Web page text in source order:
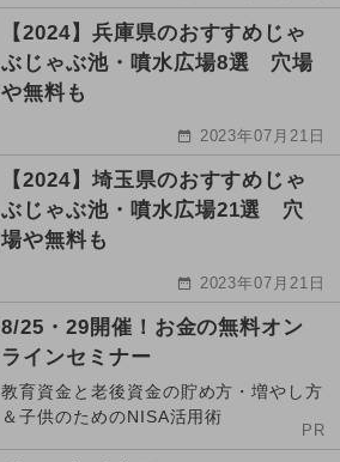
【2024】兵庫県のおすすめじゃ
ぶじゃぶ池・噴水広場8選 穴場
や無料も
2023年07月21日
【2024】埼玉県のおすすめじゃ
ぶじゃぶ池・噴水広場21選 穴
場や無料も
2023年07月21日
8/25・29開催！お金の無料オン
ラインセミナー
教育資金と老後資金の貯め方・増やし方
＆子供のためのNISA活用術
PR